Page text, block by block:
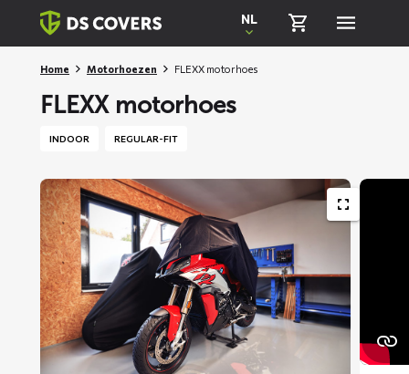
Skiplinks
NL
Home Motorhoezen FLEXX motorhoes
FLEXX motorhoes
INDOOR REGULAR-FIT